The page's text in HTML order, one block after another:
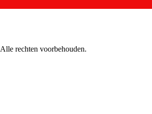
Alle rechten voorbehouden.